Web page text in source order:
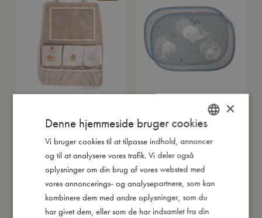
399,95kr.
279,97 kr.
Solskærme til bilen 2-pak –
Udsolgt
DANISH
GERMAN
×
Denne hjemmeside bruger cookies
Vi bruger cookies til at tilpasse indhold, annoncer
og til at analysere vores trafik. Vi deler også
oplysninger om din brug af vores websted med
vores annoncerings- og analysepartnere, som kan
kombinere dem med andre oplysninger, som du
har givet dem, eller som de har indsamlet fra din